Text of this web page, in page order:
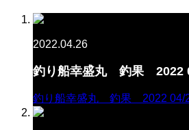
2022.04.26
釣り船幸盛丸 釣果 2022
釣り船幸盛丸 釣果 2022 04/